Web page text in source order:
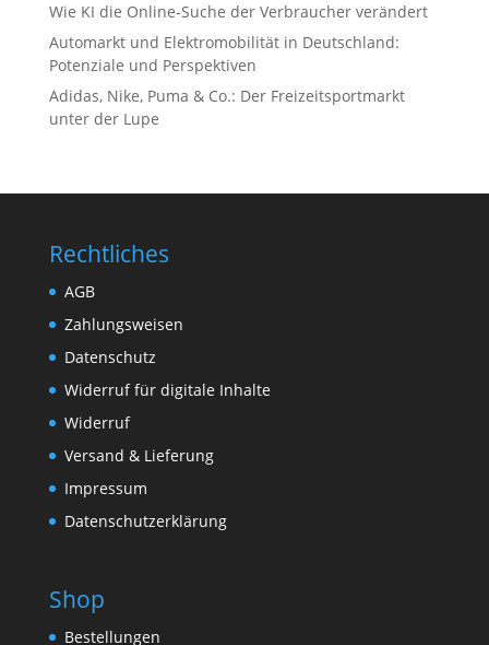
Wie KI die Online-Suche der Verbraucher verändert
Automarkt und Elektromobilität in Deutschland:
Potenziale und Perspektiven
Adidas, Nike, Puma & Co.: Der Freizeitsportmarkt
unter der Lupe
Rechtliches
AGB
Zahlungsweisen
Datenschutz
Widerruf für digitale Inhalte
Widerruf
Versand & Lieferung
Impressum
Datenschutzerklärung
Shop
Bestellungen